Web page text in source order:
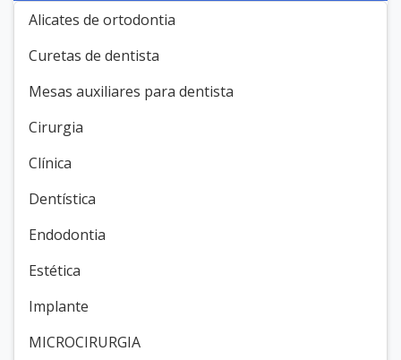
Alicates de ortodontia
Curetas de dentista
Mesas auxiliares para dentista
Cirurgia
Clínica
Dentística
Endodontia
Estética
Implante
MICROCIRURGIA